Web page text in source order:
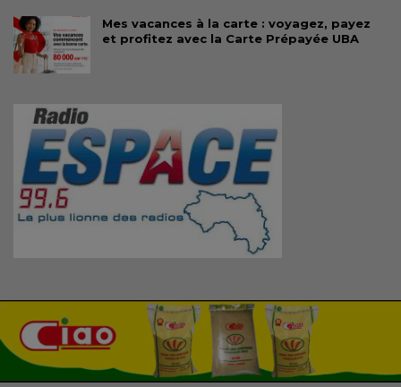
Mes vacances à la carte : voyagez, payez
et profitez avec la Carte Prépayée UBA